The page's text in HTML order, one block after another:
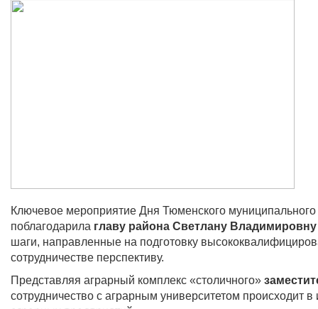
Ключевое мероприятие Дня Тюменского
поблагодарила главу района Светлану
шаги, направленные на подготовку
сотрудничестве перспективу.
Представляя аграрный комплекс «столичного»
сотрудничество с аграрным университетом происходит